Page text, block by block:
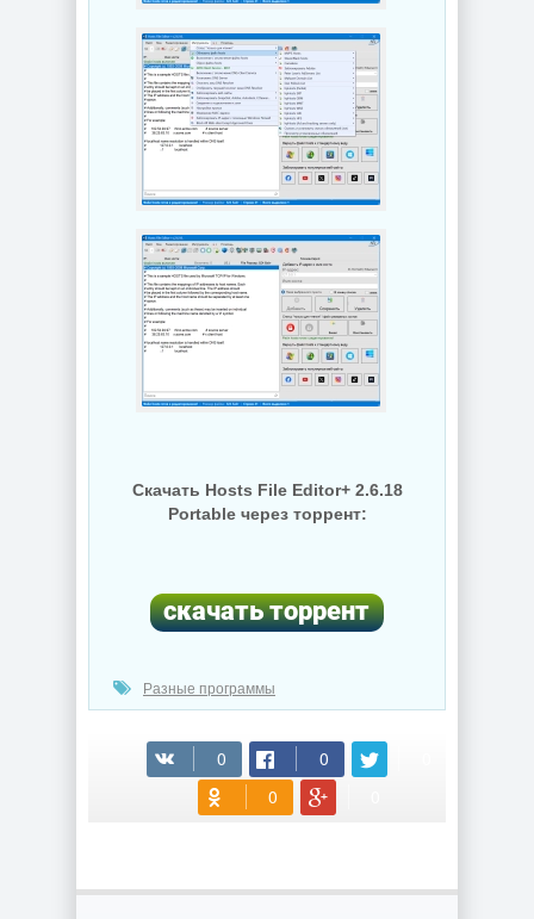
Скачать Hosts File Editor+ 2.6.18
Portable через торрент:
(cкачиваний: 74)
Разные программы